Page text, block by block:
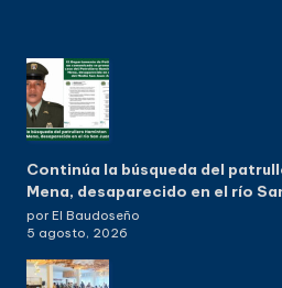
Continúa la búsqueda del
Mena, desaparecido en el río
por El Baudoseño
5 agosto, 2026